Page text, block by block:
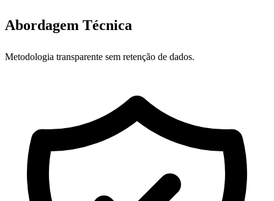
Abordagem Técnica
Metodologia transparente sem retenção de dados.